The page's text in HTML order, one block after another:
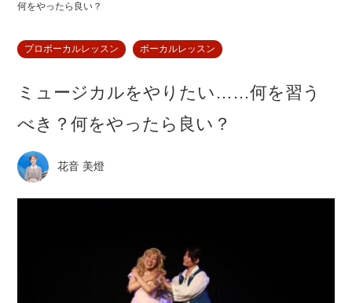
何をやったら良い？
プロボーカルレッスン ボーカルレッスン
ミュージカルをやりたい……何を習う
べき？何をやったら良い？
花音 美燈